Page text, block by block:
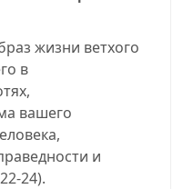
жизни ветхого
в
вашего
и
24).